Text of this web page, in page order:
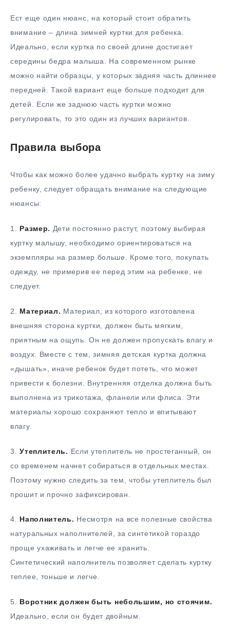
Ест еще один нюанс, на который стоит обратить
внимание – длина зимней куртки для ребенка.
Идеально, если куртка по своей длине достигает
середины бедра малыша. На современном рынке
можно найти образцы, у которых задняя часть длиннее
передней. Такой вариант еще больше подходит для
детей. Если же заднюю часть куртки можно
регулировать, то это один из лучших вариантов.
Правила выбора
Чтобы как можно более удачно выбрать куртку на зиму
ребенку, следует обращать внимание на следующие
нюансы:
1. Размер. Дети постоянно растут, поэтому выбирая
куртку малышу, необходимо ориентироваться на
экземпляры на размер больше. Кроме того, покупать
одежду, не примерив ее перед этим на ребенке, не
следует.
2. Материал. Материал, из которого изготовлена
внешняя сторона куртки, должен быть мягким,
приятным на ощупь. Он не должен пропускать влагу и
воздух. Вместе с тем, зимняя детская куртка должна
«дышать», иначе ребенок будет потеть, что может
привести к болезни. Внутренняя отделка должна быть
выполнена из трикотажа, фланели или флиса. Эти
материалы хорошо сохраняют тепло и впитывают
влагу.
3.Утеплитель. Если утеплитель не простеганный, он
со временем начнет собираться в отдельных местах.
Поэтому нужно следить за тем, чтобы утеплитель был
прошит и прочно зафиксирован.
4. Наполнитель. Несмотря на все полезные свойства
натуральных наполнителей, за синтетикой гораздо
проще ухаживать и легче ее хранить.
Синтетический наполнитель позволяет сделать куртку
теплее, тоньше и легче.
5. Воротник должен быть небольшим, но стоячим.
Идеально, если он будет двойным.